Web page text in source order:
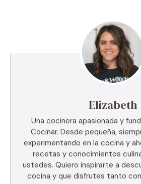
Elizabeth
Una cocinera apasionada y
Cocinar. Desde pequeña,
experimentando en la cocina y
recetas y conocimientos
ustedes. Quiero inspirarte a
cocina y que disfrutes tanto